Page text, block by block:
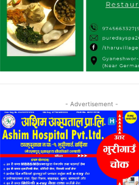
- Advertisement -